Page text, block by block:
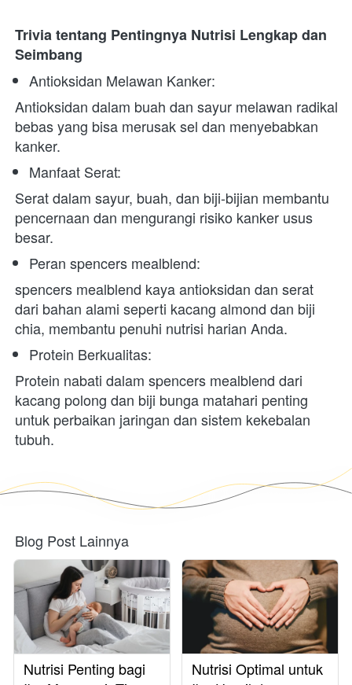
Trivia tentang Pentingnya Nutrisi Lengkap dan
Seimbang
Antioksidan Melawan Kanker:
Antioksidan dalam buah dan sayur melawan radikal
bebas yang bisa merusak sel dan menyebabkan
kanker.
Manfaat Serat:
Serat dalam sayur, buah, dan biji-bijian membantu
pencernaan dan mengurangi risiko kanker usus
besar.
Peran spencers mealblend:
spencers mealblend kaya antioksidan dan serat
dari bahan alami seperti kacang almond dan biji
chia, membantu penuhi nutrisi harian Anda.
Protein Berkualitas:
Protein nabati dalam spencers mealblend dari
kacang polong dan biji bunga matahari penting
untuk perbaikan jaringan dan sistem kekebalan
tubuh.
Blog Post Lainnya
Nutrisi Penting bagi
Nutrisi Optimal untuk